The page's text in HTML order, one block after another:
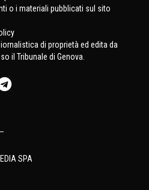
o i materiali pubblicati sul sito
di proprietà ed edita da
il Tribunale di Genova.
SPA